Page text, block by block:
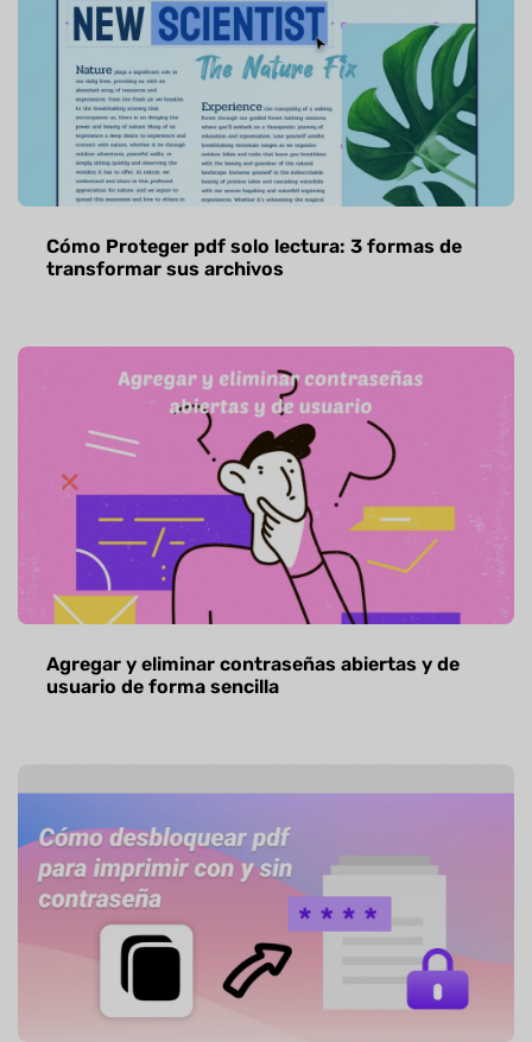
Cómo Proteger pdf solo lectura: 3 formas de
transformar sus archivos
Agregar y eliminar contraseñas abiertas y de
usuario de forma sencilla